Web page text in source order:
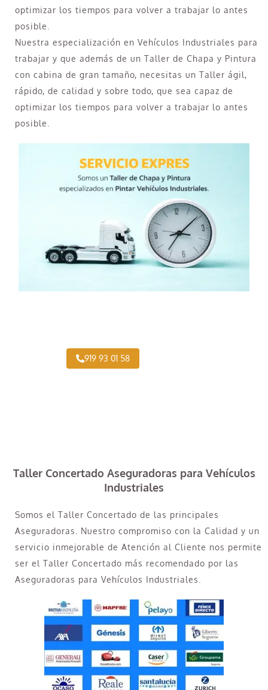
optimizar los tiempos para volver a trabajar lo antes
posible.
Nuestra especialización en Vehículos Industriales para
trabajar y que además de un Taller de Chapa y Pintura
con cabina de gran tamaño, necesitas un Taller ágil,
rápido, de calidad y sobre todo, que sea capaz de
optimizar los tiempos para volver a trabajar lo antes
posible.
919 93 01 58
Taller Concertado Aseguradoras para Vehículos
Industriales
Somos el Taller Concertado de las principales
Aseguradoras. Nuestro compromiso con la Calidad y un
servicio inmejorable de Atención al Cliente nos permite
ser el Taller Concertado más recomendado por las
Aseguradoras para Vehículos Industriales.